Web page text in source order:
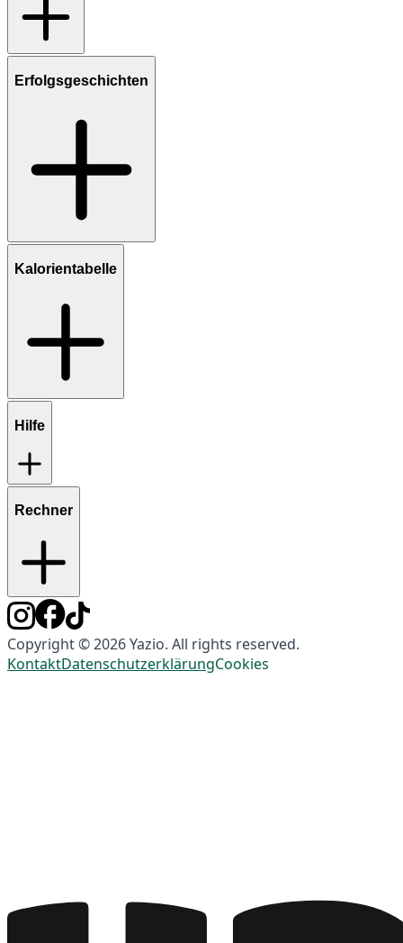
Erfolgsgeschichten
Kalorientabelle
Hilfe
Rechner
Copyright © 2026 Yazio. All rights reserved.
KontaktDatenschutzerklärungCookies